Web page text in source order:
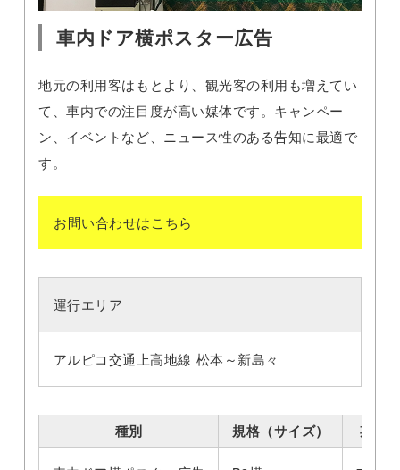
車内ドア横ポスター広告
地元の利用客はもとより、観光客の利用も増えてい
て、車内での注目度が高い媒体です。キャンペー
ン、イベントなど、ニュース性のある告知に最適で
す。
お問い合わせはこちら
運行エリア
アルピコ交通上高地線 松本～新島々
種別 規格（サイズ） 期間